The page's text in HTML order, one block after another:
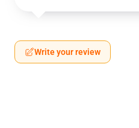
Write your review